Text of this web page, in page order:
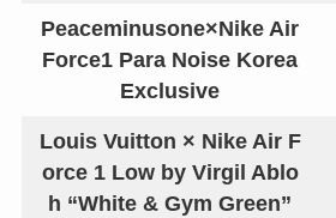
Peaceminusone×Nike Air
Force1 Para Noise Korea
Exclusive
Louis Vuitton × Nike Air F
orce 1 Low by Virgil Ablo
h “White & Gym Green”